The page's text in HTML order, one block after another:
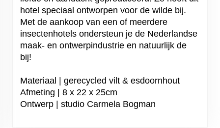
hotel speciaal ontworpen voor de wilde bij.
Met de aankoop van een of meerdere
insectenhotels ondersteun je de Nederlandse
maak- en ontwerpindustrie en natuurlijk de
bij!
Materiaal | gerecycled vilt & esdoornhout
Afmeting | 8 x 22 x 25cm
Ontwerp | studio Carmela Bogman